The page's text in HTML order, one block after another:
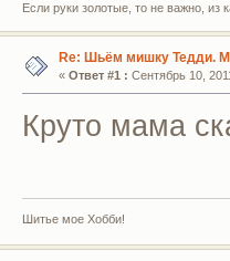
Если руки золотые, то не важно, из
Re: Шьём мишку Тедди.
« Ответ #1 : Сентябрь 10,
Круто мама
Шитье мое Хобби!